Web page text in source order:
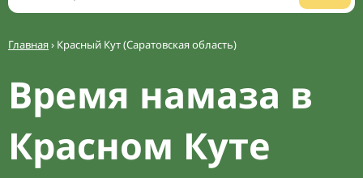
Главная› Красный Кут (Саратовская область)
Время намаза в
Красном Куте